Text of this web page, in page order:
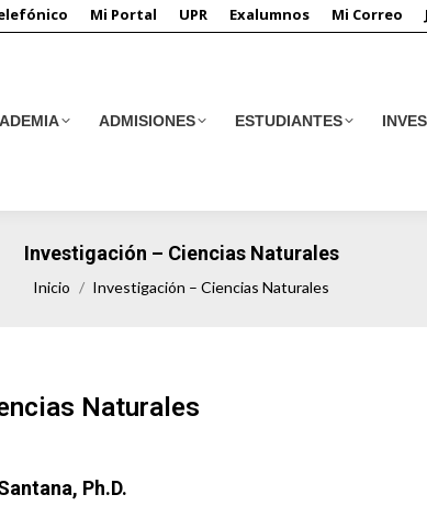
Mi Portal UPR Exalumnos Mi Correo
ADMISIONES ESTUDIANTES
Investigación – Ciencias Naturales
Estás aquí:
Inicio Investigación – Ciencias Naturales
Naturales
Ph.D.
ADMISIONES ESTUDIANTES